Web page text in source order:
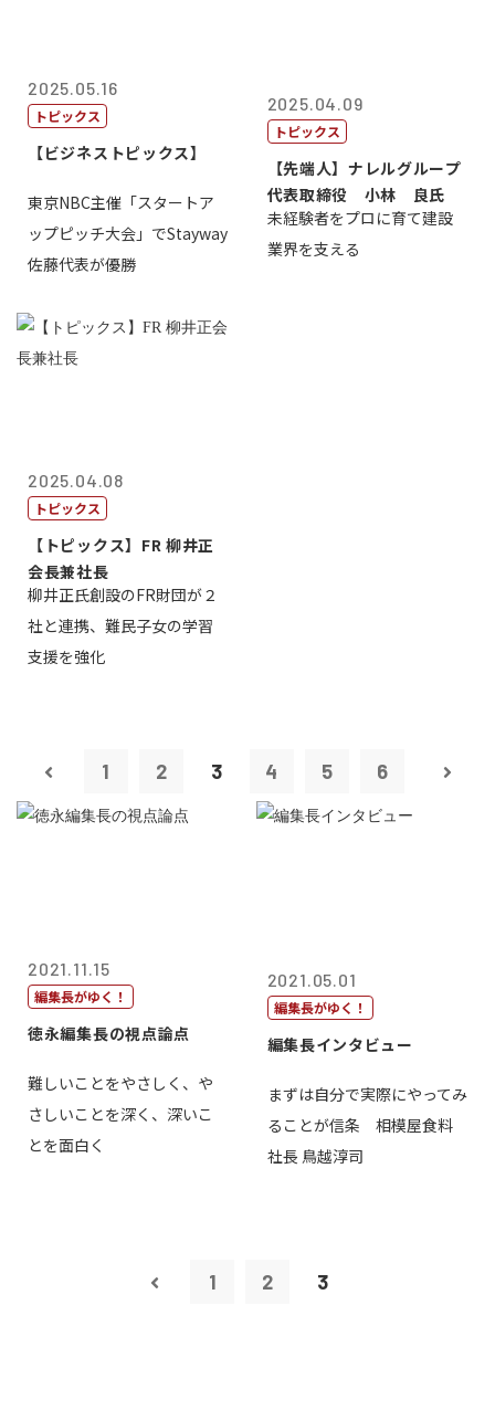
2025.05.16
トピックス
【ビジネストピックス】
東京NBC主催「スタートア
ップピッチ大会」でStayway
佐藤代表が優勝
2025.04.09
トピックス
【先端人】ナレルグループ
代表取締役 小林 良氏
未経験者をプロに育て建設
業界を支える
2025.04.08
トピックス
【トピックス】FR 柳井正
会長兼社長
柳井正氏創設のFR財団が２
社と連携、難民子女の学習
支援を強化
1 2 3 4 5 6
2021.11.15
編集長がゆく！
徳永編集長の視点論点
難しいことをやさしく、や
さしいことを深く、深いこ
とを面白く
2021.05.01
編集長がゆく！
編集長インタビュー
まずは自分で実際にやってみ
ることが信条 相模屋食料
社長 鳥越淳司
1 2 3